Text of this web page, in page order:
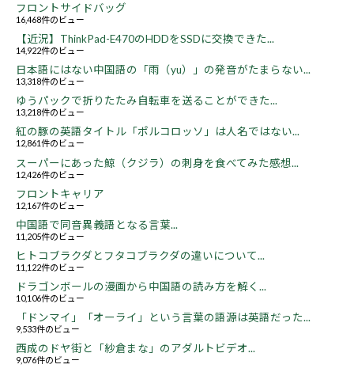
フロントサイドバッグ
16,468件のビュー
【近況】ThinkPad-E470のHDDをSSDに交換できた...
14,922件のビュー
日本語にはない中国語の「雨（yu）」の発音がたまらない...
13,318件のビュー
ゆうパックで折りたたみ自転車を送ることができた...
13,218件のビュー
紅の豚の英語タイトル「ポルコロッソ」は人名ではない...
12,861件のビュー
スーパーにあった鯨（クジラ）の刺身を食べてみた感想...
12,426件のビュー
フロントキャリア
12,167件のビュー
中国語で同音異義語となる言葉...
11,205件のビュー
ヒトコブラクダとフタコブラクダの違いについて...
11,122件のビュー
ドラゴンボールの漫画から中国語の読み方を解く...
10,106件のビュー
「ドンマイ」「オーライ」という言葉の語源は英語だった...
9,533件のビュー
西成のドヤ街と「紗倉まな」のアダルトビデオ...
9,076件のビュー